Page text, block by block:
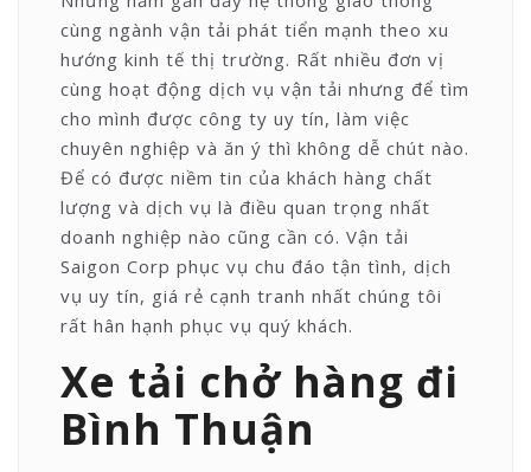
cùng ngành vận tải phát tiển mạnh theo xu
hướng kinh tế thị trường. Rất nhiều đơn vị
cùng hoạt động dịch vụ vận tải nhưng để tìm
cho mình được công ty uy tín, làm việc
chuyên nghiệp và ăn ý thì không dễ chút nào.
Để có được niềm tin của khách hàng chất
lượng và dịch vụ là điều quan trọng nhất
doanh nghiệp nào cũng cần có. Vận tải
Saigon Corp phục vụ chu đáo tận tình, dịch
vụ uy tín, giá rẻ cạnh tranh nhất chúng tôi
rất hân hạnh phục vụ quý khách.
Xe tải chở hàng đi
Bình Thuận